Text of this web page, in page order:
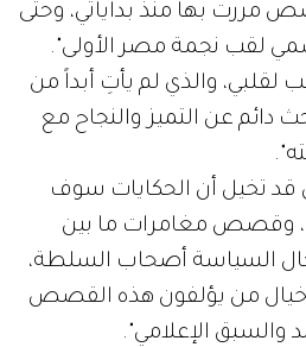
بها منذ بداياتي، وحتى
لقب نجمة مصر الأولى".
والذي لم يأتِ أبداً من
دائم عن التميز والنجاح مع
تخيل أن الحكايات سوف
وقصص مغامرات ما بين
السياسة أصحاب السلطة،
من يؤلفون هذه القصص
والسبق الإعلامي".